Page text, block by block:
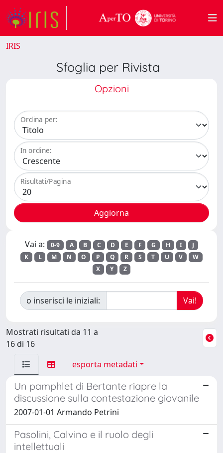
IRIS
Sfoglia per Rivista
Opzioni
Ordina per:
In ordine:
Risultati/Pagina
Vai a: 0-9 A B C D E F G H I
J
K
L M N O P Q R S T U V
W
X
Y Z
o inserisci le iniziali:
Mostrati risultati da 11 a
16 di 16
esporta metadati
Un pamphlet di Bertante riapre la
discussione sulla contestazione giovanile
2007-01-01 Armando Petrini
Pasolini, Calvino e il ruolo degli
intellettuali